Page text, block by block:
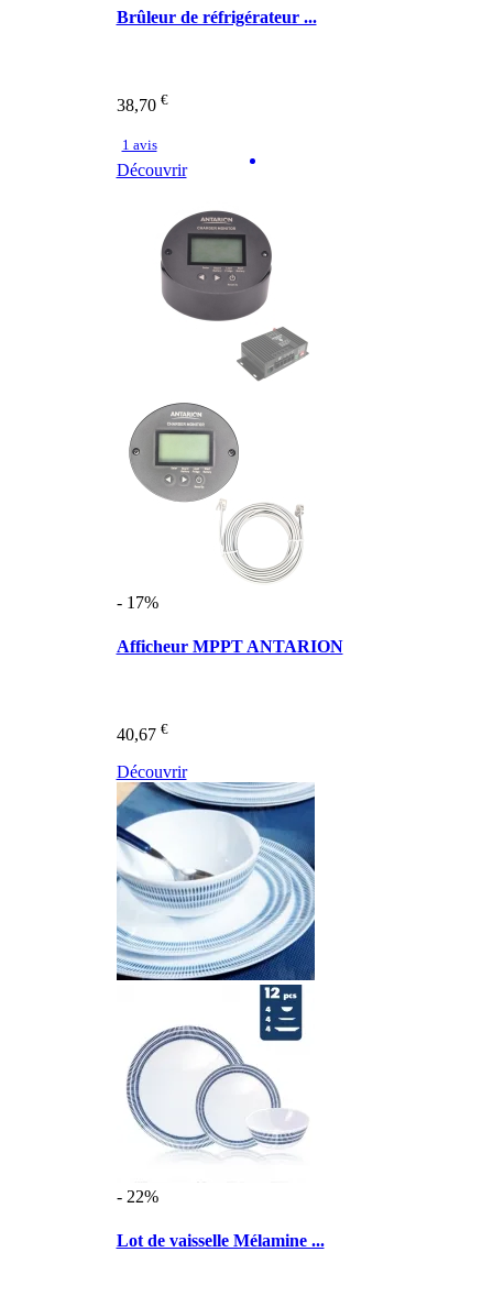
Brûleur de réfrigérateur ...
38,70 €
1 avis
Découvrir
- 17%
Afficheur MPPT ANTARION
40,67 €
Découvrir
- 22%
Lot de vaisselle Mélamine ...